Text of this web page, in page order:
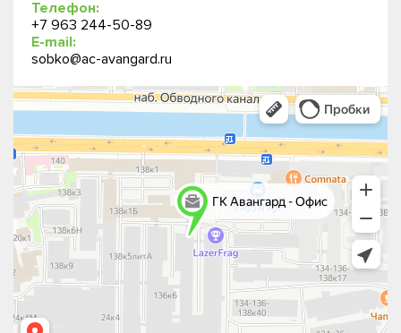
Телефон:
+7 963 244-50-89
E-mail:
sobko@ac-avangard.ru